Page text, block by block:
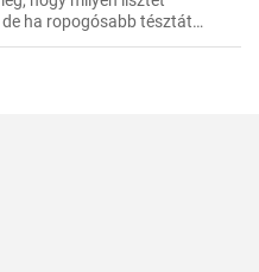
ha ropogósabb tésztát